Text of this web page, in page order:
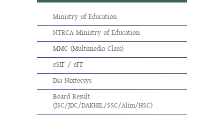
Ministry of Education
NTRCA Ministry of Education
MMC (Multimedia Class)
eSIF / eFF
Dia Nixtecsys
Board Result
(JSC/JDC/DAKHIL/SSC/Alim/HSC)